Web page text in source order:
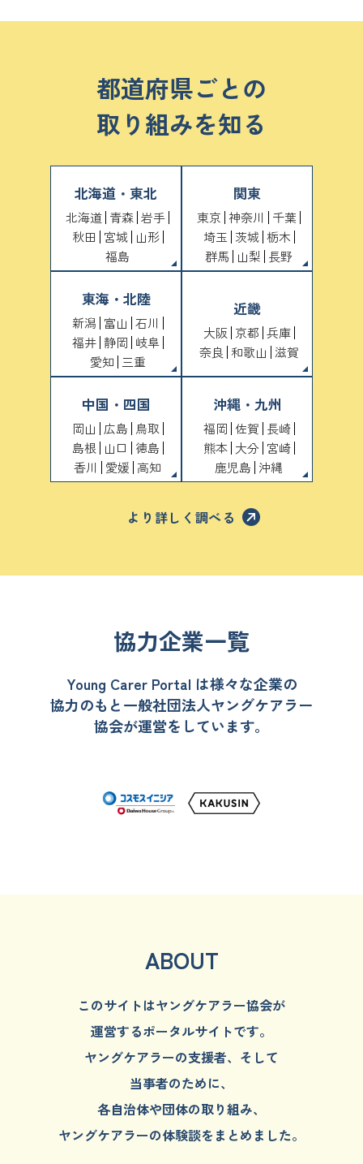
都道府県ごとの
取り組みを知る
北海道・東北
北海道 青森 岩手
秋田 宮城 山形
福島
関東
東京 神奈川
千葉
埼玉 茨城 栃木
群馬 山梨 長野
東海・北陸
新潟 富山 石川
福井 静岡 岐阜
愛知 三重
近畿
大阪 京都 兵庫
奈良 和歌山 滋賀
中国・四国
岡山 広島 鳥取
島根 山口
徳島
香川
愛媛 高知
沖縄・九州
福岡 佐賀 長崎
熊本 大分 宮崎
鹿児島 沖縄
より詳しく調べる
協力企業一覧
Young Carer Portal は様々な企業の
協力のもと一般社団法人ヤングケアラー
協会が運営をしています。
ABOUT
このサイトはヤングケアラー協会が
運営するポータルサイトです。
ヤングケアラーの支援者、そして
当事者のために、
各自治体や団体の取り組み、
ヤングケアラーの体験談をまとめました。